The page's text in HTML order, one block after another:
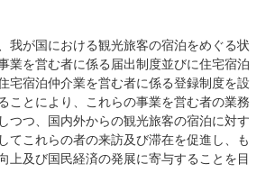
が国における観光旅客の宿泊をめぐる状
業を営む者に係る届出制度並びに住宅宿泊
宅宿泊仲介業を営む者に係る登録制度を設
ことにより、これらの事業を営む者の業務
つつ、国内外からの観光旅客の宿泊に対す
てこれらの者の来訪及び滞在を促進し、も
上及び国民経済の発展に寄与することを目